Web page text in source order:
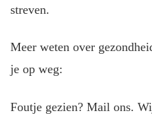
streven.
Meer weten over
je op weg:
Foutje gezien? Mail ons.